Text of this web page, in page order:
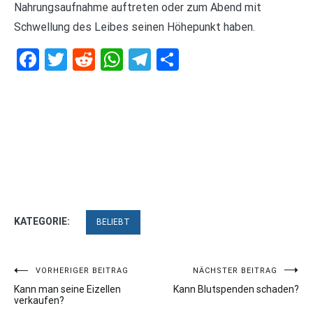
Nahrungsaufnahme auftreten oder zum Abend mit
Schwellung des Leibes seinen Höhepunkt haben.
Facebook
Twitter
RedditWhatsApp
Telegram
KATEGORIE: BELIEBT
Beitragsnavigation
VORHERIGER BEITRAG
Kann man seine Eizellen
verkaufen?
NÄCHSTER BEITRAG
Kann Blutspenden schaden?